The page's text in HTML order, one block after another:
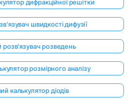
дифракційної решітки
швидкості дифузії
розведень
розмірного аналізу
калькулятор діодів